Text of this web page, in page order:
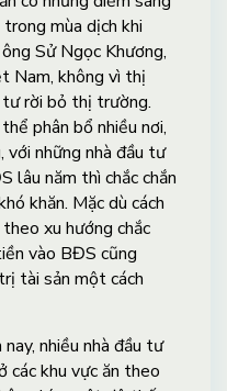
mùa dịch khi
Sử Ngọc Khương,
Nam, không vì thị
tư rời bỏ thị trường.
phân bổ nhiều nơi,
với những nhà đầu tư
lâu năm thì chắc chắn
khăn. Mặc dù cách
xu hướng chắc
vào BĐS cũng
tài sản một cách
nhiều nhà đầu tư
các khu vực ăn theo